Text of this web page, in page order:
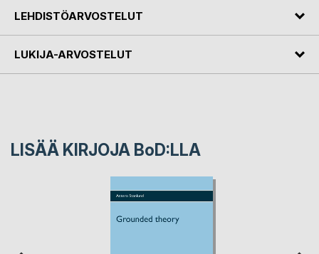
LEHDISTÖARVOSTELUT
LUKIJA-ARVOSTELUT
LISÄÄ KIRJOJA BoD:LLA